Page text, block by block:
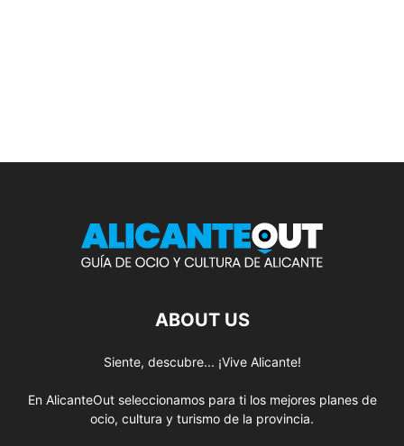
ABOUT US
Siente, descubre... ¡Vive Alicante!
En AlicanteOut seleccionamos para ti los mejores planes de
ocio, cultura y turismo de la provincia.